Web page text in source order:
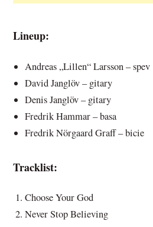
Lineup:
Andreas „Lillen“ Larsson – spev
David Janglöv – gitary
Denis Janglöv – gitary
Fredrik Hammar – basa
Fredrik Nörgaard Graff – bicie
Tracklist:
Choose Your God
Never Stop Believing